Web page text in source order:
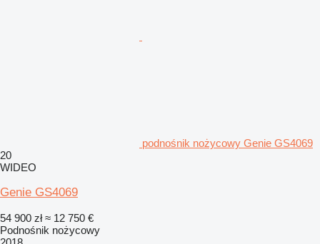
podnośnik nożycowy Genie GS4069
20
WIDEO
Genie GS4069
54 900 zł ≈ 12 750 €
Podnośnik nożycowy